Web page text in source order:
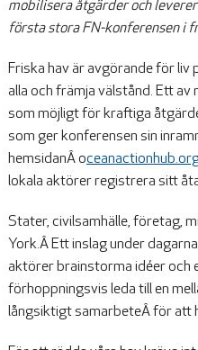
mobilisera åtgärder och
första stora FN-konferensen i
Friska hav är avgörande för
alla och främja välstånd. Ett av
som möjligt för kraftiga
som ger konferensen sin
hemsidanÂ o
lokala aktörer registrera sitt
Stater, civilsamhälle, företag,
York.Â Ett inslag under
aktörer brainstorma idéer och
förhoppningsvis leda till en
långsiktigt samarbeteÂ för att